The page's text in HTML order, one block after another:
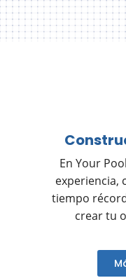
En Your
experiencia,
tiempo
crear tu